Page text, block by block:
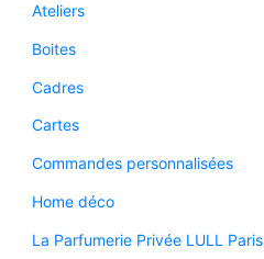
Ateliers
Boites
Cadres
Cartes
Commandes personnalisées
Home déco
La Parfumerie Privée LULL Paris